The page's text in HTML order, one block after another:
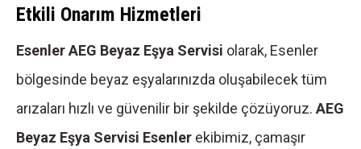
Etkili Onarım Hizmetleri
Esenler AEG Beyaz Eşya Servisi olarak, Esenler
bölgesinde beyaz eşyalarınızda oluşabilecek tüm
arızaları hızlı ve güvenilir bir şekilde çözüyoruz. AEG
Beyaz Eşya Servisi Esenler ekibimiz, çamaşır